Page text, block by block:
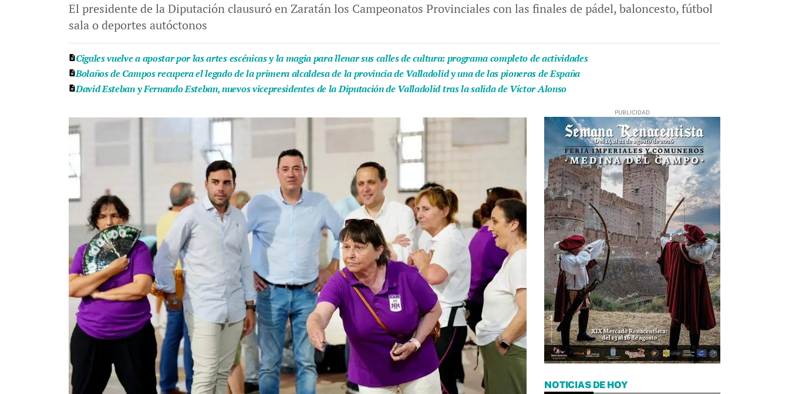
El presidente de la Diputación clausuró en Zaratán los Campeonatos Provinciales con las finales de pádel, baloncesto, fútbol
sala o deportes autóctonos
Cigales vuelve a apostar por las artes escénicas y la magia para llenar sus calles de cultura: programa completo de actividades
Bolaños de Campos recupera el legado de la primera alcaldesa de la provincia de Valladolid y una de las pioneras de España
David Esteban y Fernando Esteban, nuevos vicepresidentes de la Diputación de Valladolid tras la salida de Víctor Alonso
NOTICIAS DE HOY